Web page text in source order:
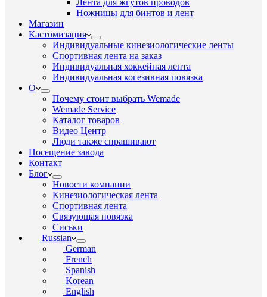
Лента для жгутов проводов
Ножницы для бинтов и лент
Магазин
Кастомизация
Индивидуальные кинезиологические ленты
Спортивная лента на заказ
Индивидуальная хоккейная лента
Индивидуальная когезивная повязка
О
Почему стоит выбрать Wemade
Wemade Service
Каталог товаров
Видео Центр
Люди также спрашивают
Посещение завода
Контакт
Блог
Новости компании
Кинезиологическая лента
Спортивная лента
Связующая повязка
Сиськи
Russian
German
French
Spanish
Korean
English